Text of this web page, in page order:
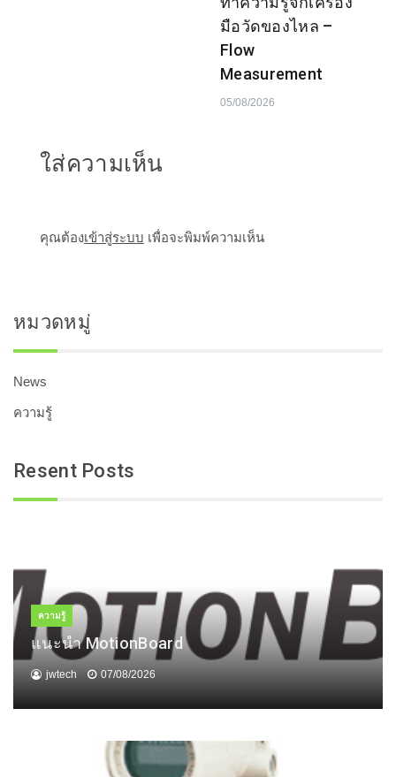
มือวัดของไหล –
Flow
Measurement
05/08/2026
ใส่ความเห็น
คุณต้องเข้าสู่ระบบ เพื่อจะพิมพ์ความเห็น
หมวดหมู่
News
ความรู้
Resent Posts
ความรู้
แนะนำ MotionBoard
jwtech 07/08/2026